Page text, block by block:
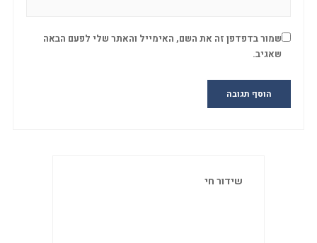
שמור בדפדפן זה את השם, האימייל והאתר שלי לפעם הבאה
שאגיב.
שידור חי